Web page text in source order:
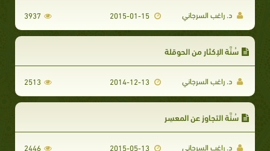
د. راغب السرجاني 2015-01-15
3937
سُنَّة الإكثار من الحوقلة
د. راغب السرجاني 2014-12-13
2513
سُنَّة التجاوز عن المعسِر
د. راغب السرجاني 2015-05-13
2446